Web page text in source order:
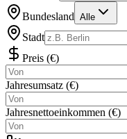
Bundesland Alle
Stadt
Preis (€)
Jahresumsatz (€)
Jahresnettoeinkommen (€)